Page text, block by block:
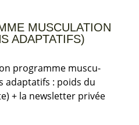
MUSCULATION
ADAPTATIFS)
programme muscu-
adaptatifs : poids du
+ la newsletter privée